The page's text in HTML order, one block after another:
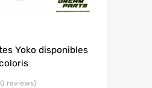
Yoko disponibles
reviews)